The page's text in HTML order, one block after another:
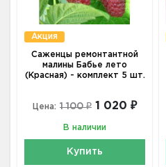
Акция
Саженцы ремонтантной
малины Бабье лето
(Красная) - комплект 5 шт.
Цена: 1 100 ₽ 1 020 ₽
В наличии
Купить